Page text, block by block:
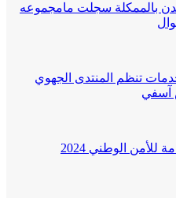
مدن بالممكلة سجلت مامجموعه
تنظم المنتدى الجهوي
آسفي
للأمن الوطني 2024